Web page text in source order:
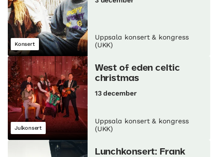
Konsert
Uppsala konsert & kongress
(UKK)
Julkonsert
West of eden celtic
christmas
13 december
Uppsala konsert & kongress
(UKK)
Lunch­konsert: Frank